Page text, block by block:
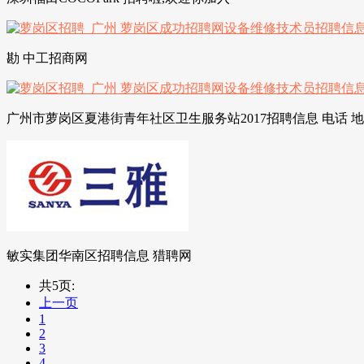
勘 中工招商网
广州市萝岗区夏港街青年社区卫生服务站2017招聘信息 电话
敏实集团华南区招聘信息 猎聘网
共5页:
上一页
1
2
3